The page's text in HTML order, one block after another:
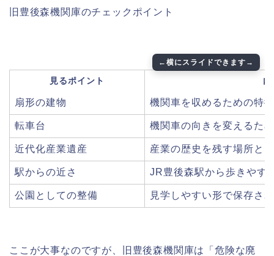
旧豊後森機関庫のチェックポイント
見るポイント
扇形の建物 機関車を収めるための特
転車台 機関車の向きを変えるた
近代化産業遺産 産業の歴史を残す場所と
駅からの近さ JR豊後森駅から歩きやす
公園としての整備 見学しやすい形で保存さ
ここが大事なのですが、旧豊後森機関庫は「危険な廃